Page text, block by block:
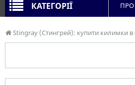
Stingray (Стингрей): купити килимки в
КАТЕГОРІЇ